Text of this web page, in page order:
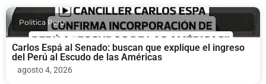
Politica Peru
Carlos Espá al Senado: buscan que explique el ingreso
del Perú al Escudo de las Américas
agosto 4, 2026